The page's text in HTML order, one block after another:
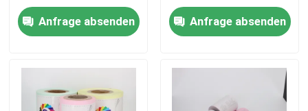
Zu Hause
Dokumenten mit klar
lesbaren Kopien
ermöglicht, perfekt
Geschäftszwecke
Anfrage absenden
NCR-Papier,
Mikrophorpapier
Anfrage absenden